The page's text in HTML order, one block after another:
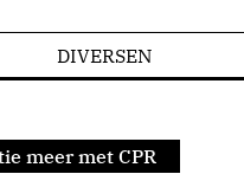
DIVERSEN
meer met CPR